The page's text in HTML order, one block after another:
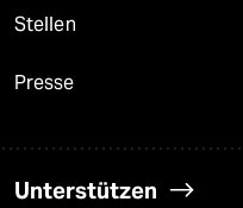
Stellen
Presse
Unterstützen